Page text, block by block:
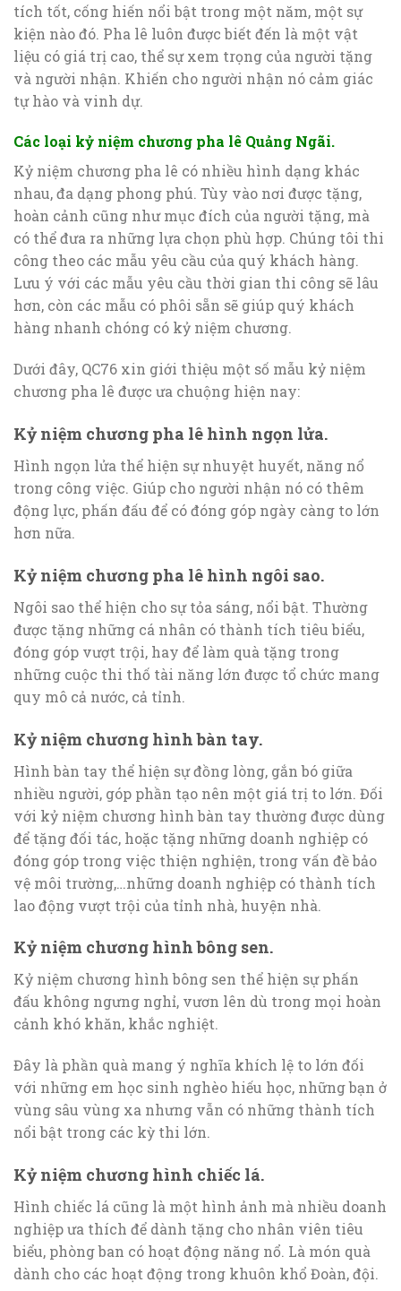
tích tốt, cống hiến nổi bật trong một năm, một sự
kiện nào đó. Pha lê luôn được biết đến là một vật
liệu có giá trị cao, thể sự xem trọng của người tặng
và người nhận. Khiến cho người nhận nó cảm giác
tự hào và vinh dự.
Các loại kỷ niệm chương pha lê Quảng Ngãi.
Kỷ niệm chương pha lê có nhiều hình dạng khác
nhau, đa dạng phong phú. Tùy vào nơi được tặng,
hoàn cảnh cũng như mục đích của người tặng, mà
có thể đưa ra những lựa chọn phù hợp. Chúng tôi thi
công theo các mẫu yêu cầu của quý khách hàng.
Lưu ý với các mẫu yêu cầu thời gian thi công sẽ lâu
hơn, còn các mẫu có phôi sẵn sẽ giúp quý khách
hàng nhanh chóng có kỷ niệm chương.
Dưới đây, QC76 xin giới thiệu một số mẫu kỷ niệm
chương pha lê được ưa chuộng hiện nay:
Kỷ niệm chương pha lê hình ngọn lửa.
Hình ngọn lửa thể hiện sự nhuyệt huyết, năng nổ
trong công việc. Giúp cho người nhận nó có thêm
động lực, phấn đấu để có đóng góp ngày càng to lớn
hơn nữa.
Kỷ niệm chương pha lê hình ngôi sao.
Ngôi sao thể hiện cho sự tỏa sáng, nổi bật. Thường
được tặng những cá nhân có thành tích tiêu biểu,
đóng góp vượt trội, hay để làm quà tặng trong
những cuộc thi thố tài năng lớn được tổ chức mang
quy mô cả nước, cả tỉnh.
Kỷ niệm chương hình bàn tay.
Hình bàn tay thể hiện sự đồng lòng, gắn bó giữa
nhiều người, góp phần tạo nên một giá trị to lớn. Đối
với kỷ niệm chương hình bàn tay thường được dùng
để tặng đối tác, hoặc tặng những doanh nghiệp có
đóng góp trong việc thiện nghiện, trong vấn đề bảo
vệ môi trường,…những doanh nghiệp có thành tích
lao động vượt trội của tỉnh nhà, huyện nhà.
Kỷ niệm chương hình bông sen.
Kỷ niệm chương hình bông sen thể hiện sự phấn
đấu không ngưng nghỉ, vươn lên dù trong mọi hoàn
cảnh khó khăn, khắc nghiệt.
Đây là phần quà mang ý nghĩa khích lệ to lớn đối
với những em học sinh nghèo hiếu học, những bạn ở
vùng sâu vùng xa nhưng vẫn có những thành tích
nổi bật trong các kỳ thi lớn.
Kỷ niệm chương hình chiếc lá.
Hình chiếc lá cũng là một hình ảnh mà nhiều doanh
nghiệp ưa thích để dành tặng cho nhân viên tiêu
biểu, phòng ban có hoạt động năng nổ. Là món quà
dành cho các hoạt động trong khuôn khổ Đoàn, đội.